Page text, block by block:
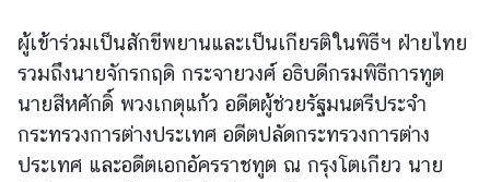
ย
บ
า
ย
ก
ผู้เข้าร่วมเป็นสักขีพยานและเป็นเกียรติในพิธีฯ ฝ่ายไทย
รวมถึงนายจักรกฤดิ กระจายวงศ์ อธิบดีกรมพิธีการทูต
นายสีหศักดิ์ พวงเกตุแก้ว อดีตผู้ช่วยรัฐมนตรีประจำ
กระทรวงการต่างประเทศ อดีตปลัดกระทรวงการต่าง
ประเทศ และอดีตเอกอัครราชทูต ณ กรุงโตเกียว นาย